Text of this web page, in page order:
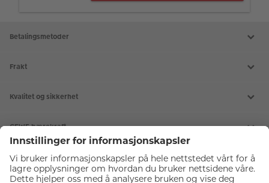
Betalingsmetoder
Frakt
Kvalitet og sikkerhet
CEWE bærekraft
Tjenester
Kundeservice